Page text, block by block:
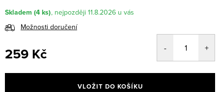
Skladem (4 ks)
11.8.2026
Možnosti doručení
259 Kč
cena:
VLOŽIT DO KOŠÍKU